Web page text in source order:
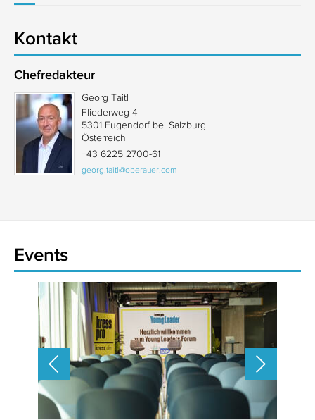
Kontakt
Chefredakteur
Georg Taitl
Fliederweg 4
5301 Eugendorf bei Salzburg
Österreich
+43 6225 2700-61
georg.taitl@oberauer.com
Events